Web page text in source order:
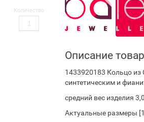
Количество
Описание
1433920183 Кольцо
синтетическим и
средний вес изделия
Актуальные размеры